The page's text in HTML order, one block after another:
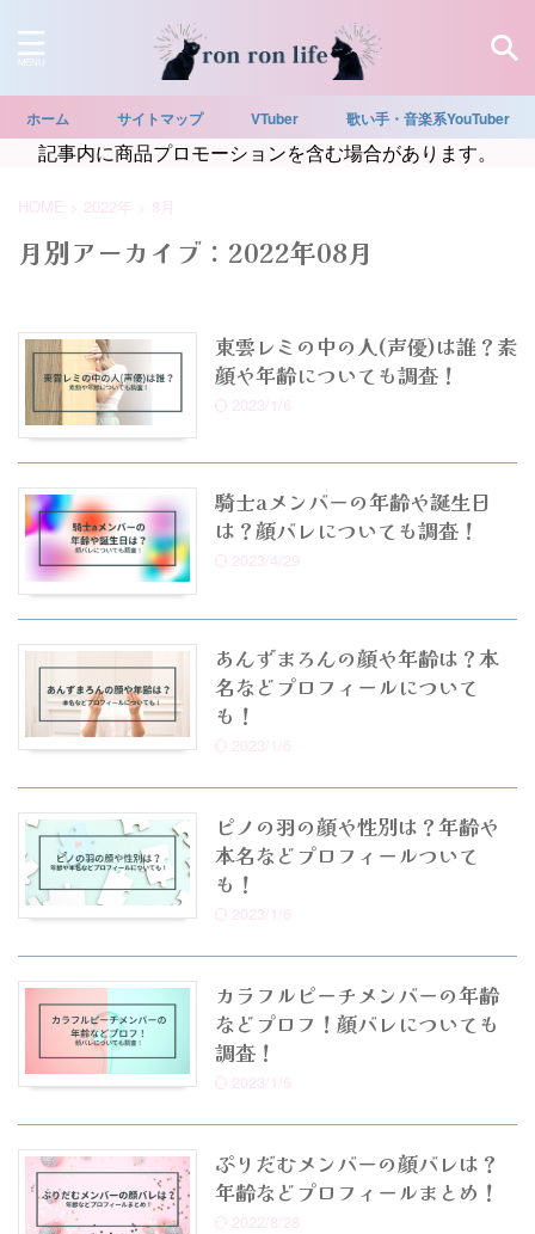
ホーム サイトマップ VTuber 歌い手・音楽系YouTuber
記事内に商品プロモーションを含む場合があります。
HOME > 2022年 > 8月
月別アーカイブ：2022年08月
東雲レミの中の人(声優)は誰？素
顔や年齢についても調査！
2023/1/6
騎士aメンバーの年齢や誕生日
は？顔バレについても調査！
2023/4/29
あんずまろんの顔や年齢は？本
名などプロフィールについて
も！
2023/1/6
ピノの羽の顔や性別は？年齢や
本名などプロフィールついて
も！
2023/1/6
カラフルピーチメンバーの年齢
などプロフ！顔バレについても
調査！
2023/1/6
ぷりだむメンバーの顔バレは？
年齢などプロフィールまとめ！
2022/8/28